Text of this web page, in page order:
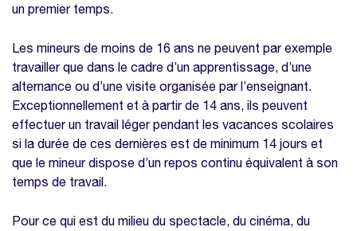
un premier temps.
Les mineurs de moins de 16 ans ne peuvent par exemple
travailler que dans le cadre d’un apprentissage, d’une
alternance ou d’une visite organisée par l’enseignant.
Exceptionnellement et à partir de 14 ans, ils peuvent
effectuer un travail léger pendant les vacances scolaires
si la durée de ces dernières est de minimum 14 jours et
que le mineur dispose d’un repos continu équivalent à son
temps de travail.
Pour ce qui est du milieu du spectacle, du cinéma, du